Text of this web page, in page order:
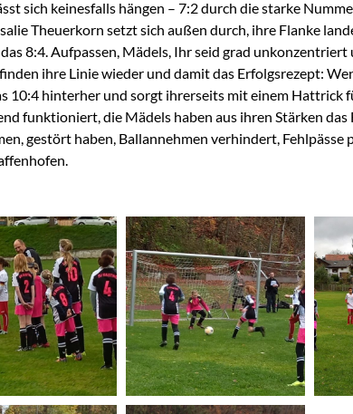
sich keinesfalls hängen – 7:2 durch die starke
Theuerkorn setzt sich außen durch, ihre Flanke
8:4. Aufpassen, Mädels, Ihr seid grad
ihre Linie wieder und damit das Erfolgsrezept:
hinterher und sorgt ihrerseits mit einem Hattrick
funktioniert, die Mädels haben aus ihren Stärken das
gestört haben, Ballannehmen verhindert,